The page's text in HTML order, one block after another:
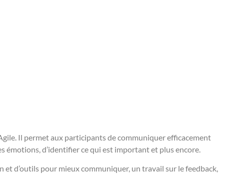
Il permet aux participants de communiquer efficacement
émotions, d’identifier ce qui est important et plus encore.
d’outils pour mieux communiquer, un travail sur le feedback,